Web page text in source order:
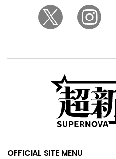
OFFICIAL SITE MENU